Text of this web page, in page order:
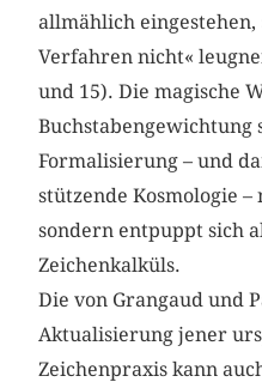
allmählich eingestehen,
Verfahren nicht«
und 15). Die magische
Buchstabengewichtung
Formalisierung – und
stützende Kosmologie
sondern entpuppt sich
Zeichenkalküls.
Die von Grangaud und
Aktualisierung jener
Zeichenpraxis kann